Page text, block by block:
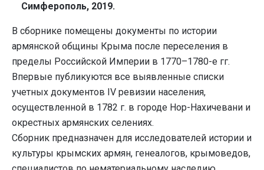
Симферополь, 2019.
В сборнике помещены документы по истории
армянской общины Крыма после переселения в
пределы Российской Империи в 1770–1780-е гг.
Впервые публикуются все выявленные списки
учетных документов IV ревизии населения,
осуществленной в 1782 г. в городе Нор-Нахичевани и
окрестных армянских селениях.
Сборник предназначен для исследователей истории и
культуры крымских армян, генеалогов, крымоведов,